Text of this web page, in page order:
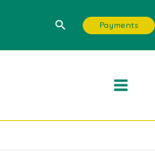
Search Payments